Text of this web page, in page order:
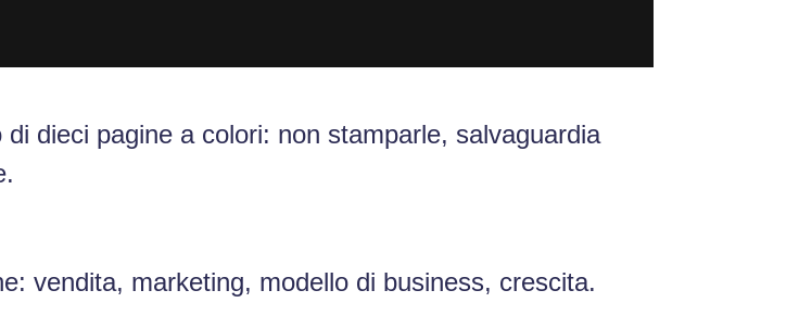
dieci pagine a colori: non stamparle, salvaguardia
vendita, marketing, modello di business, crescita.